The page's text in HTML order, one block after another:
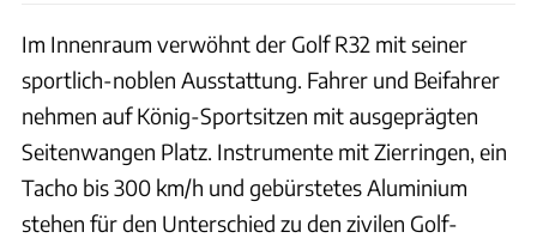
Im Innenraum verwöhnt der Golf R32 mit seiner
sportlich-noblen Ausstattung. Fahrer und Beifahrer
nehmen auf König-Sportsitzen mit ausgeprägten
Seitenwangen Platz. Instrumente mit Zierringen, ein
Tacho bis 300 km/h und gebürstetes Aluminium
stehen für den Unterschied zu den zivilen Golf-